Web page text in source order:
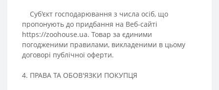
Суб'єкт господарювання з числа осіб, що
пропонують до придбання на Веб-сайті
https://zoohouse.ua. Товар за єдиними
погодженими правилами, викладеними в цьому
договорі публічної оферти.
4. ПРАВА ТА ОБОВ'ЯЗКИ ПОКУПЦЯ